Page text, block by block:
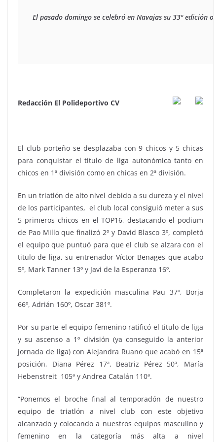
El pasado domingo se celebró en Navajas su 33ª edición
Redacción El Polideportivo CV
El club porteño se desplazaba con 9 chicos y 5 chicas
para conquistar el titulo de liga autonómica tanto en
chicos en 1ª división como en chicas en 2ª división.
En un triatlón de alto nivel debido a su dureza y el nivel
de los participantes, el club local consiguió meter a sus
5 primeros chicos en el TOP16, destacando el podium
de Pao Millo que finalizó 2º y David Blasco 3º, completó
el equipo que puntuó para que el club se alzara con el
titulo de liga, su entrenador Víctor Benages que acabo
5º, Mark Tanner 13º y Javi de la Esperanza 16º.
Completaron la expedición masculina Pau 37º, Borja
66º, Adrián 160º, Oscar 381º.
Por su parte el equipo femenino ratificó el titulo de liga
y su ascenso a 1º división (ya conseguido la anterior
jornada de liga) con Alejandra Ruano que acabó en 15ª
posición, Diana Pérez 17ª, Beatriz Pérez 50ª, María
Hebenstreit 105ª y Andrea Catalán 110ª.
“Ponemos el broche final al temporadón de nuestro
equipo de triatlón a nivel club con este objetivo
alcanzado y colocando a nuestros equipos masculino y
femenino en la categoría más alta a nivel